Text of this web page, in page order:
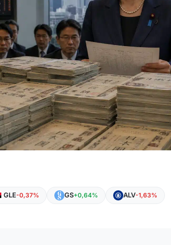
GLE-0,37% GS+0,64% ALV-1,63%